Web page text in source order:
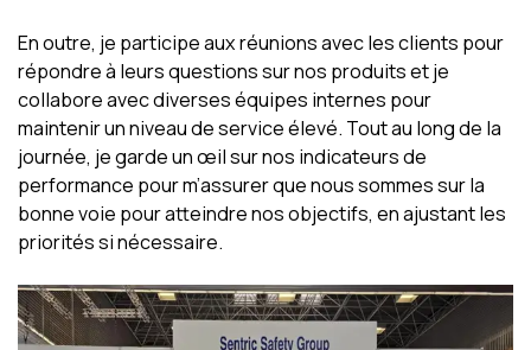
En outre, je participe aux réunions avec les clients pour
répondre à leurs questions sur nos produits et je
collabore avec diverses équipes internes pour
maintenir un niveau de service élevé. Tout au long de la
journée, je garde un œil sur nos indicateurs de
performance pour m’assurer que nous sommes sur la
bonne voie pour atteindre nos objectifs, en ajustant les
priorités si nécessaire.